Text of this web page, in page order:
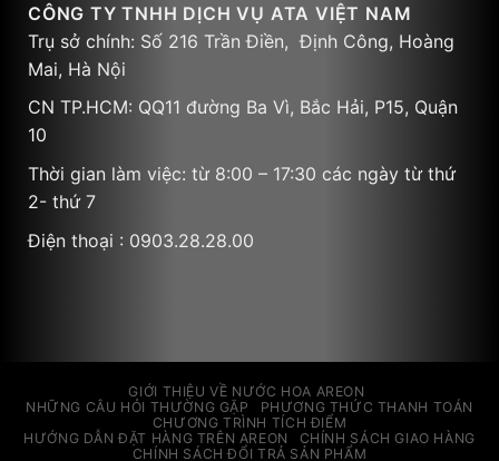
CÔNG TY TNHH DỊCH VỤ ATA VIỆT NAM
Trụ sở chính: Số 216 Trần Điền, Định Công, Hoàng
Mai, Hà Nội
CN TP.HCM: QQ11 đường Ba Vì, Bắc Hải, P15, Quận
10
Thời gian làm việc: từ 8:00 – 17:30 các ngày từ thứ
2- thứ 7
Điện thoại : 0903.28.28.00
GIỚI THIỆU VỀ NƯỚC HOA AREON
NHỮNG CÂU HỎI THƯỜNG GẶP
PHƯƠNG THỨC THANH TOÁN
CHƯƠNG TRÌNH TÍCH ĐIỂM
HƯỚNG DẪN ĐẶT HÀNG TRÊN AREON
CHÍNH SÁCH GIAO HÀNG
CHÍNH SÁCH ĐỔI TRẢ SẢN PHẨM